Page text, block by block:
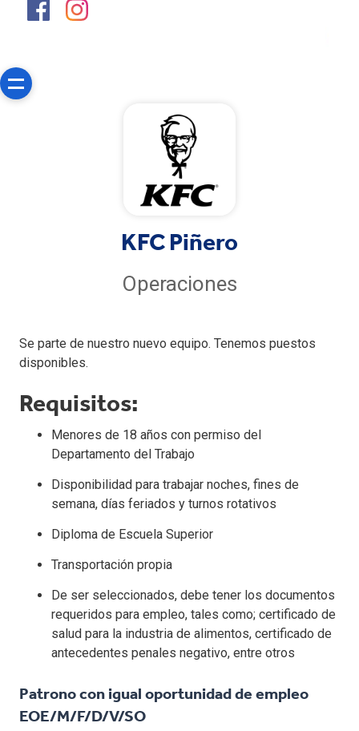
KFC Piñero
Operaciones
Se parte de nuestro nuevo equipo. Tenemos puestos
disponibles.
Requisitos:
Menores de 18 años con permiso del
Departamento del Trabajo
Disponibilidad para trabajar noches, fines de
semana, días feriados y turnos rotativos
Diploma de Escuela Superior
Transportación propia
De ser seleccionados, debe tener los documentos
requeridos para empleo, tales como; certificado de
salud para la industria de alimentos, certificado de
antecedentes penales negativo, entre otros
Patrono con igual oportunidad de empleo
EOE/M/F/D/V/SO